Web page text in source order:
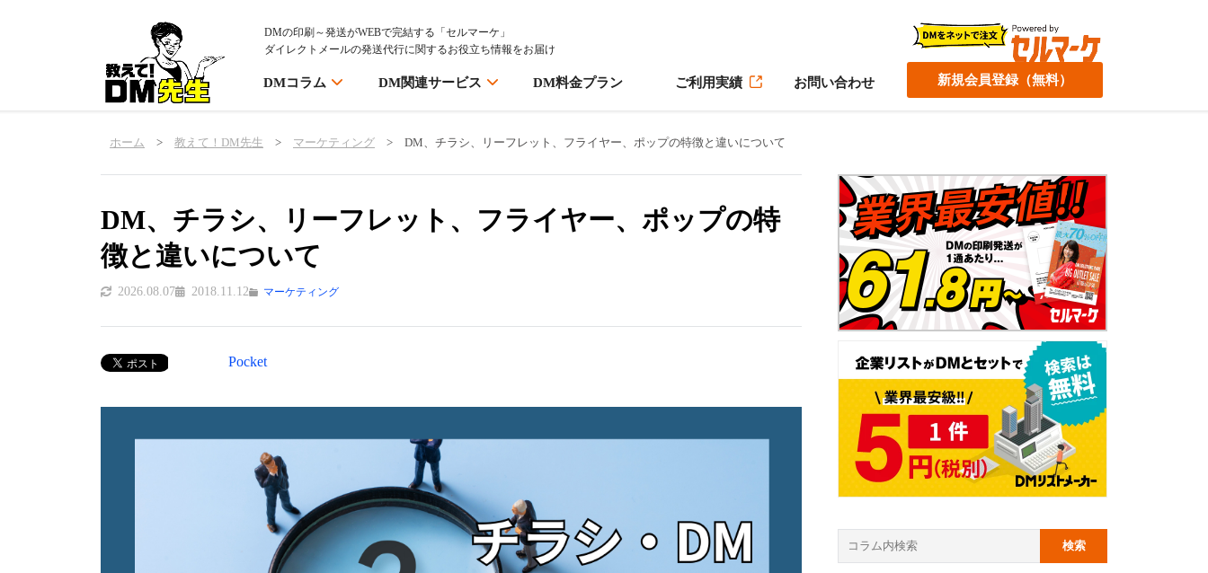
DMの印刷～発送がWEBで完結する「セルマーケ」
ダイレクトメールの発送代行に関するお役立ち情報をお届け
DMコラム DM関連サービス DM料金プラン ご利用実績 お問い合わせ 新規会員登録（無料）
ホーム > 教えて！DM先生 > マーケティング > DM、チラシ、リーフレット、フライヤー、ポップの特徴と違いについて
DM、チラシ、リーフレット、フライヤー、ポップの特
徴と違いについて
2026.08.07 2018.11.12 マーケティング
Pocket